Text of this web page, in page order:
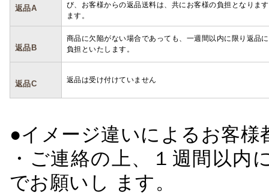
返品A
び、お客様からの返品送料は、共にお客様の負担となりま
ます。
返品B
商品に欠陥がない場合であっても、一週間以内に限り返品
負担といたします。
返品C 返品は受け付けていません
●イメージ違いによるお客
・ご連絡の上、１週間以
でお願いし ます。